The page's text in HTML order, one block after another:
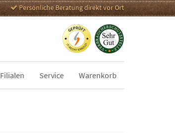
Persönliche Beratung direkt vor Ort
Filialen Service Warenkorb